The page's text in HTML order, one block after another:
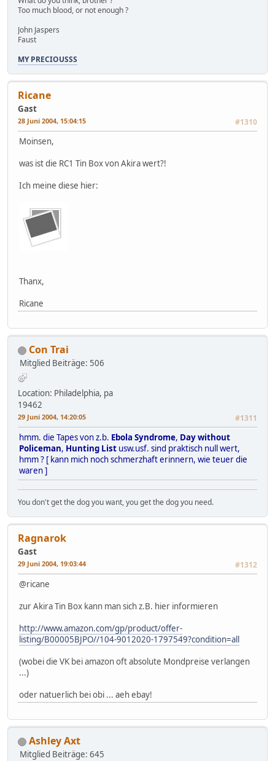
Too much blood, or not enough ?
John Jaspers
Faust
MY PRECIOUSSS
Ricane
Gast
28 Juni 2004, 15:04:15 #1310
Moinsen,
was ist die RC1 Tin Box von Akira wert?!
Ich meine diese hier:
Thanx,
Ricane
Con Trai
Mitglied Beiträge: 506
Location: Philadelphia, pa
19462
29 Juni 2004, 14:20:05 #1311
hmm. die Tapes von z.b. Ebola Syndrome, Day without
Policeman, Hunting List usw.usf. sind praktisch null wert,
hmm ? [ kann mich noch schmerzhaft erinnern, wie teuer die
waren ]
You don't get the dog you want, you get the dog you need.
Ragnarok
Gast
29 Juni 2004, 19:03:44 #1312
@ricane
zur Akira Tin Box kann man sich z.B. hier informieren
http://www.amazon.com/gp/product/offer-
listing/B00005BJPO//104-9012020-1797549?condition=all
(wobei die VK bei amazon oft absolute Mondpreise verlangen
...)
oder natuerlich bei obi ... aeh ebay!
Ashley Axt
Mitglied Beiträge: 645